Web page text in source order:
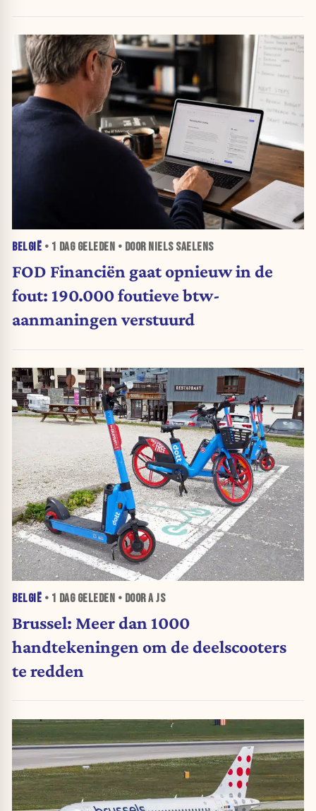
BELGIË • 1 DAGGELEDEN • DOOR NIELS SAELENS
FOD Financiën gaat opnieuw in de
fout: 190.000 foutieve btw-
aanmaningen verstuurd
BELGIË • 1 DAGGELEDEN • DOOR A JS
Brussel: Meer dan 1000
handtekeningen om de deelscooters
te redden